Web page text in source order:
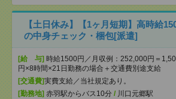
【土日休み】【1ヶ月短期】高時給
の中身チェック・梱包[派遣]
[給 与] 時給1500円／月収例：252,000円＝
円×8時間×21日勤務の場合＋交通費別途支給
[交通費]実費支給／当社規定あり。
[勤務地] 赤羽駅からバス10分 / 川口元郷駅